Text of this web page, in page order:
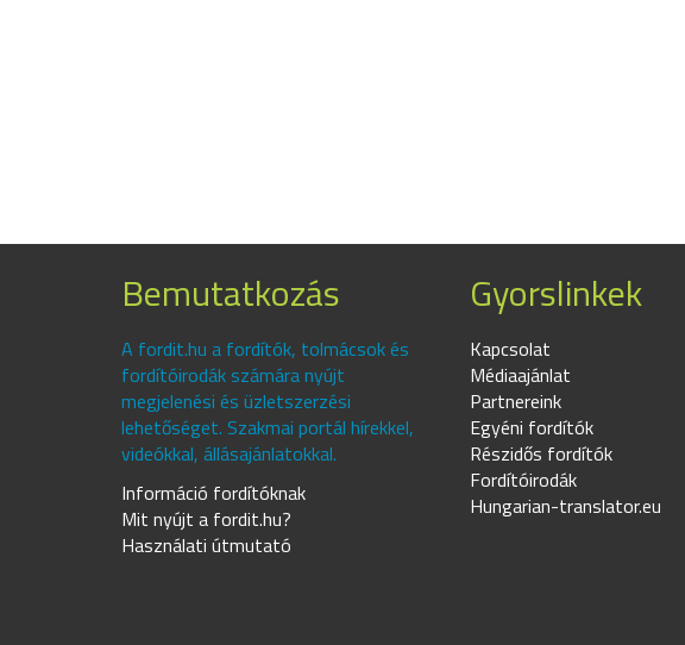
Bemutatkozás
A fordit.hu a fordítók, tolmácsok és
fordítóirodák számára nyújt
megjelenési és üzletszerzési
lehetőséget. Szakmai portál hírekkel,
videókkal, állásajánlatokkal.
Információ fordítóknak
Mit nyújt a fordit.hu?
Használati útmutató
Gyorslinkek
Kapcsolat
Médiaajánlat
Partnereink
Egyéni fordítók
Részidős fordítók
Fordítóirodák
Hungarian-translator.eu